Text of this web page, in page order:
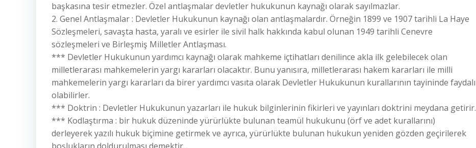
başkasına tesir etmezler. Özel antlaşmalar devletler hukukunun kaynağı olarak sayılmazlar.
2. Genel Antlaşmalar : Devletler Hukukunun kaynağı olan antlaşmalardır. Örneğin 1899 ve 1907 tarihli La Haye
Sözleşmeleri, savaşta hasta, yaralı ve esirler ile sivil halk hakkında kabul olunan 1949 tarihli Cenevre
sözleşmeleri ve Birleşmiş Milletler Antlaşması.
*** Devletler Hukukunun yardımcı kaynağı olarak mahkeme içtihatları denilince akla ilk gelebilecek olan
milletlerarası mahkemelerin yargı kararları olacaktır. Bunu yanısıra, milletlerarası hakem kararları ile milli
mahkemelerin yargı kararları da birer yardımcı vasıta olarak Devletler Hukukunun kurallarının tayininde faydalı
olabilirler.
*** Doktrin : Devletler Hukukunun yazarları ile hukuk bilginlerinin fikirleri ve yayınları doktrini meydana getirir.
*** Kodlaştırma : bir hukuk düzeninde yürürlükte bulunan teamül hukukunu (örf ve adet kurallarını)
derleyerek yazılı hukuk biçimine getirmek ve ayrıca, yürürlükte bulunan hukukun yeniden gözden geçirilerek